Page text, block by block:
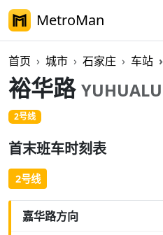
MetroMan
首页 城市 石家庄 车站
裕华路 YUHUALU
2号线
首末班车时刻表
2号线
嘉华路方向